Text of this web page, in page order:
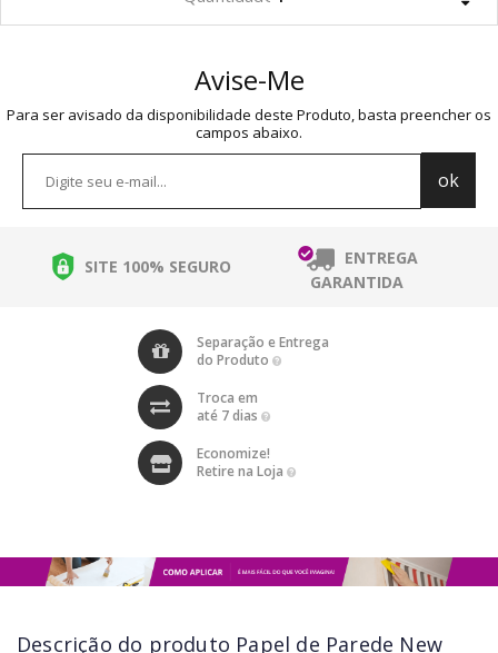
Avise-Me
Para ser avisado da disponibilidade deste Produto, basta preencher os
campos abaixo.
SITE 100% SEGURO
ENTREGA
GARANTIDA
Separação e Entrega
do Produto
Troca em
até 7 dias
Economize!
Retire na Loja
Descrição do produto Papel de Parede New